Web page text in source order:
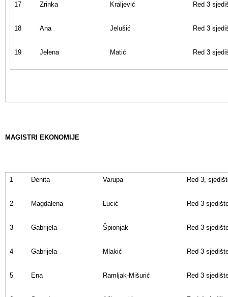
17 Zrinka Kraljević Red 3
18 Ana Jelušić Red 3
19 Jelena Matić Red 3
MAGISTRI EKONOMIJE
1 Đenita Varupa Red 3,
2 Magdalena Lucić Red 3
3 Gabrijela Špionjak Red 3
4 Gabrijela Mlakić Red 3
5 Ena Ramljak-Mišurić Red 3